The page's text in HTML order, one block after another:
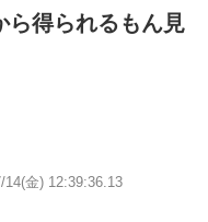
ら得られるもん見
14(金) 12:39:36.13